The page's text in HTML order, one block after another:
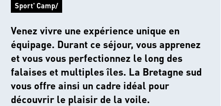
Sport' Camp/
Venez vivre une expérience unique en
équipage. Durant ce séjour, vous apprenez
et vous vous perfectionnez le long des
falaises et multiples îles. La Bretagne sud
vous offre ainsi un cadre idéal pour
découvrir le plaisir de la voile.